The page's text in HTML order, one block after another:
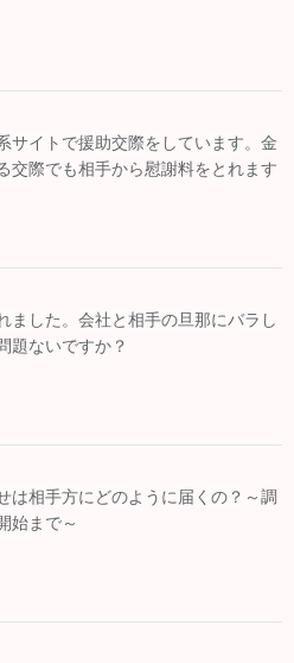
サイトで援助交際をしています。金
交際でも相手から慰謝料をとれます
ました。会社と相手の旦那にバラし
題ないですか？
は相手方にどのように届くの？～調
始まで～